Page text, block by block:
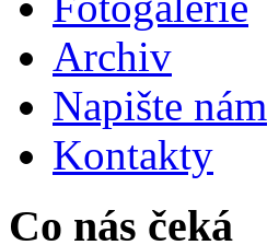
Archiv
Napište nám
Kontakty
Co nás čeká